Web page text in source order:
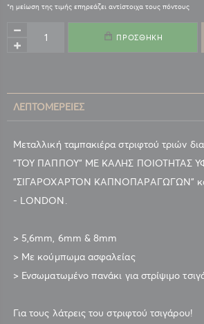
ΠΡΟΣΘΉΚΗ
ΛΕΠΤΟΜΈΡΕΙΕΣ
Μεταλλική ταμπακιέρα στριφτού τριών
"ΤΟΥ ΠΑΠΠΟΥ" ΜΕ ΚΑΛΗΣ ΠΟΙΟΤΗΤΑΣ
"ΣΙΓΑΡΟΧΑΡΤΟΝ ΚΑΠΝΟΠΑΡΑΓΩΓΩΝ"
- LONDON.
> 5,6mm, 6mm & 8mm
> Με κούμπωμα ασφαλείας
> Ενσωματωμένο πανάκι για στρίψιμο
Για τους λάτρεις του στριφτού τσιγάρου!